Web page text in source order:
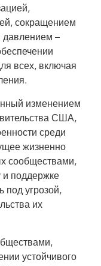
сокращением
давлением –
всех, включая
изменением
США,
среди
жизненно
сообществами,
и поддержке
под угрозой,
их
устойчивого